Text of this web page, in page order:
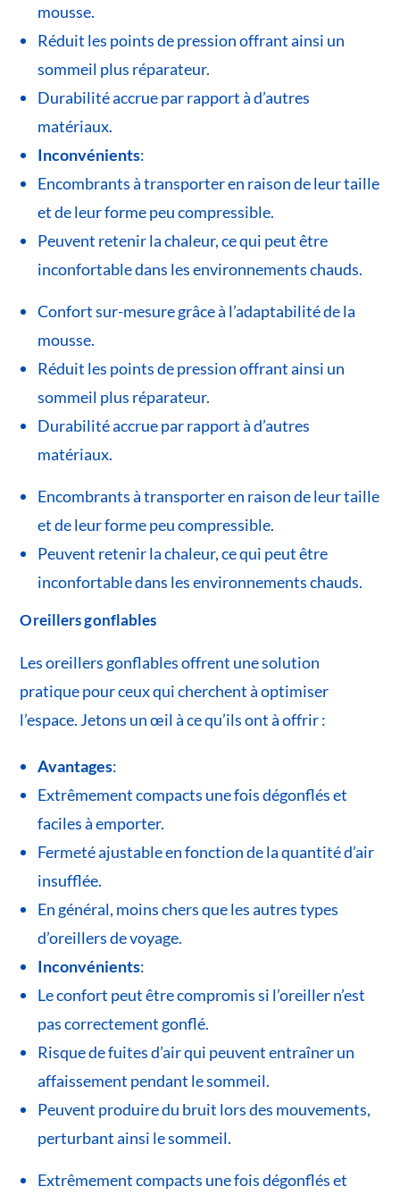
mousse.
Réduit les points de pression offrant ainsi un
sommeil plus réparateur.
Durabilité accrue par rapport à d’autres
matériaux.
Inconvénients:
Encombrants à transporter en raison de leur taille
et de leur forme peu compressible.
Peuvent retenir la chaleur, ce qui peut être
inconfortable dans les environnements chauds.
Confort sur-mesure grâce à l’adaptabilité de la
mousse.
Réduit les points de pression offrant ainsi un
sommeil plus réparateur.
Durabilité accrue par rapport à d’autres
matériaux.
Encombrants à transporter en raison de leur taille
et de leur forme peu compressible.
Peuvent retenir la chaleur, ce qui peut être
inconfortable dans les environnements chauds.
Oreillers gonflables
Les oreillers gonflables offrent une solution
pratique pour ceux qui cherchent à optimiser
l’espace. Jetons un œil à ce qu’ils ont à offrir :
Avantages:
Extrêmement compacts une fois dégonflés et
faciles à emporter.
Fermeté ajustable en fonction de la quantité d’air
insufflée.
En général, moins chers que les autres types
d’oreillers de voyage.
Inconvénients:
Le confort peut être compromis si l’oreiller n’est
pas correctement gonflé.
Risque de fuites d’air qui peuvent entraîner un
affaissement pendant le sommeil.
Peuvent produire du bruit lors des mouvements,
perturbant ainsi le sommeil.
Extrêmement compacts une fois dégonflés et